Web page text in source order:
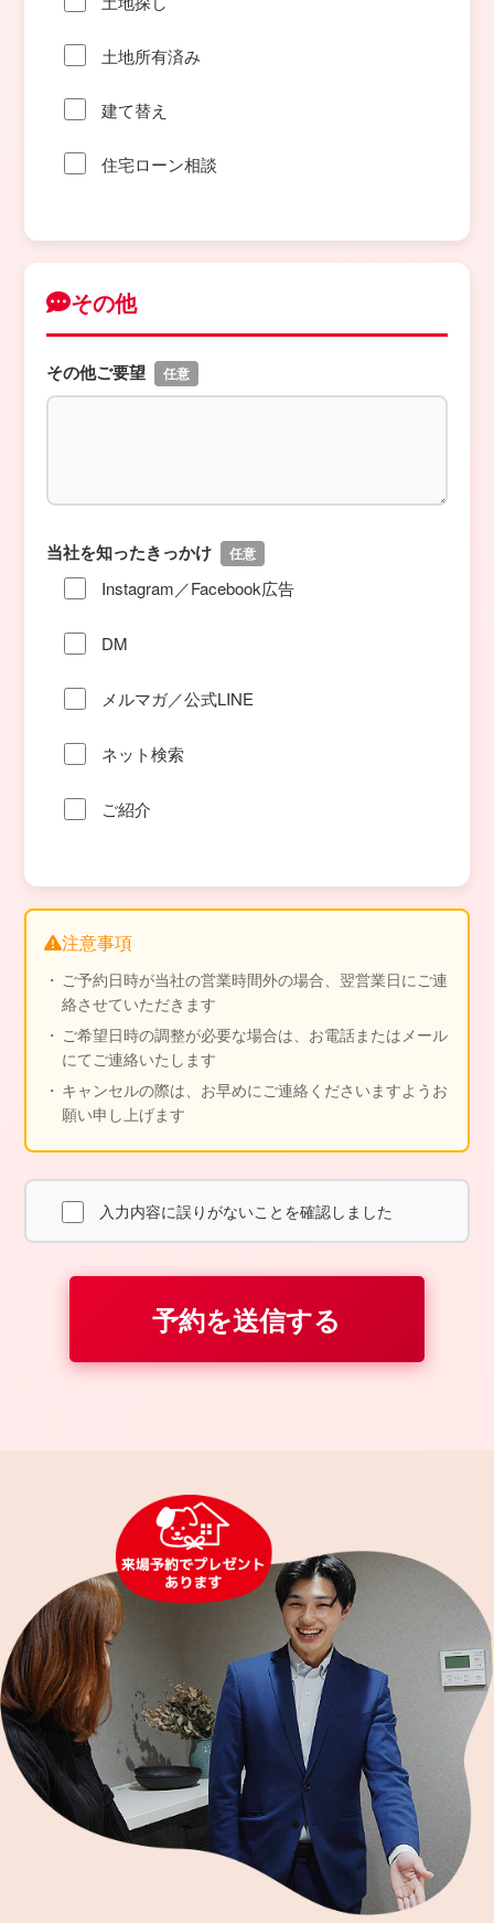
土地所有済み
建て替え
住宅ローン相談
その他
その他ご要望 任意
当社を知ったきっかけ 任意
Instagram／Facebook広告
DM
メルマガ／公式LINE
ネット検索
ご紹介
注意事項
ご予約日時が当社の営業時間外の場合、翌営業日にご連
絡させていただきます
ご希望日時の調整が必要な場合は、お電話またはメール
にてご連絡いたします
キャンセルの際は、お早めにご連絡くださいますようお
願い申し上げます
入力内容に誤りがないことを確認しました